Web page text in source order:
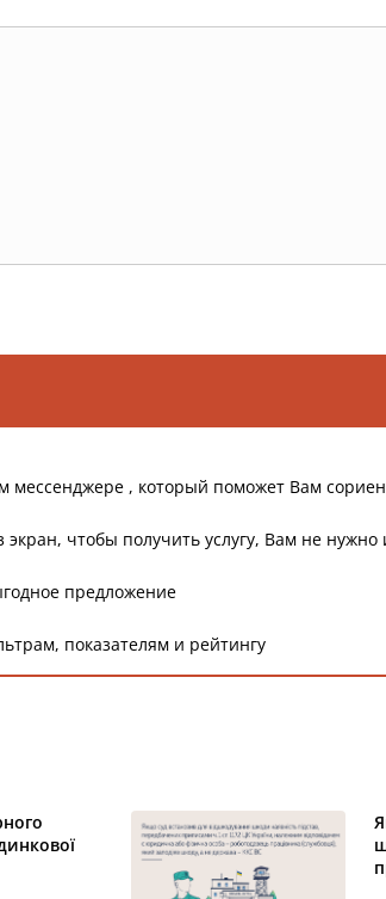
, который поможет Вам
чтобы получить услугу, Вам не
предложение
показателям и рейтингу